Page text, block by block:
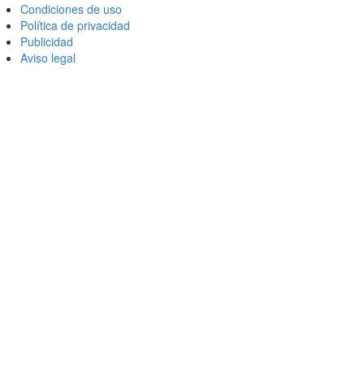
Condiciones de uso
Política de privacidad
Publicidad
Aviso legal